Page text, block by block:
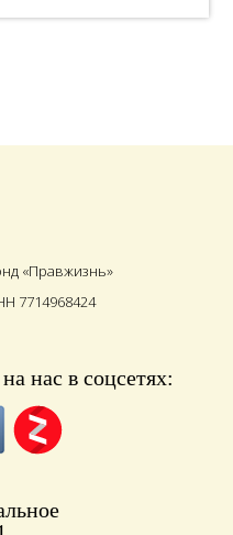
«Правжизнь»
7714968424
нас в соцсетях: